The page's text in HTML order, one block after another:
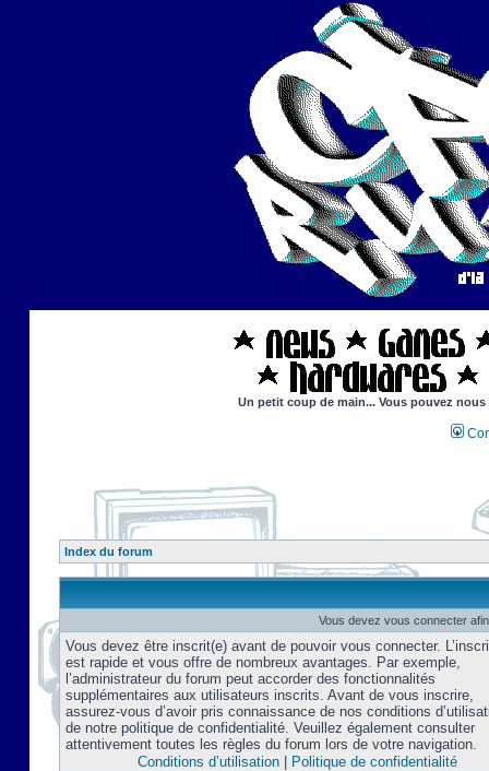
Un petit coup de main... Vous pouvez
Index du forum
Vous devez vous connecter
Vous devez être inscrit(e) avant de pouvoir vous connecter.
est rapide et vous offre de nombreux avantages. Par exemple,
l’administrateur du forum peut accorder des fonctionnalités
supplémentaires aux utilisateurs inscrits. Avant de vous inscrire,
assurez-vous d’avoir pris connaissance de nos conditions
de notre politique de confidentialité. Veuillez également consulter
attentivement toutes les règles du forum lors de votre navigation.
Conditions d’utilisation| Politique de confidentialité